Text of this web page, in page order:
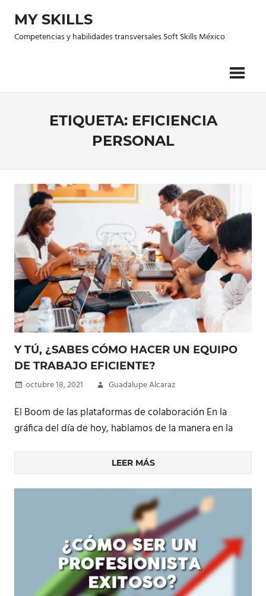
contenido
MY SKILLS
Competencias y habilidades transversales Soft Skills México
ETIQUETA: EFICIENCIA
PERSONAL
Y TÚ, ¿SABES CÓMO HACER UN EQUIPO
DE TRABAJO EFICIENTE?
octubre 18, 2021 Guadalupe Alcaraz
El Boom de las plataformas de colaboración En la
gráfica del día de hoy, hablamos de la manera en la
LEER MÁS